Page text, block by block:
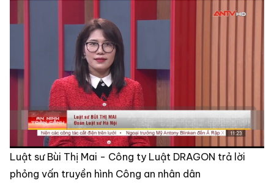
Luật sư Bùi Thị Mai - Công ty Luật DRAGON trả lời
phỏng vấn truyền hình Công an nhân dân